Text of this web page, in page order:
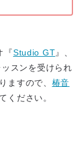
『Studio GT』、
スンを受けられ
ますので、 椿音
ください。